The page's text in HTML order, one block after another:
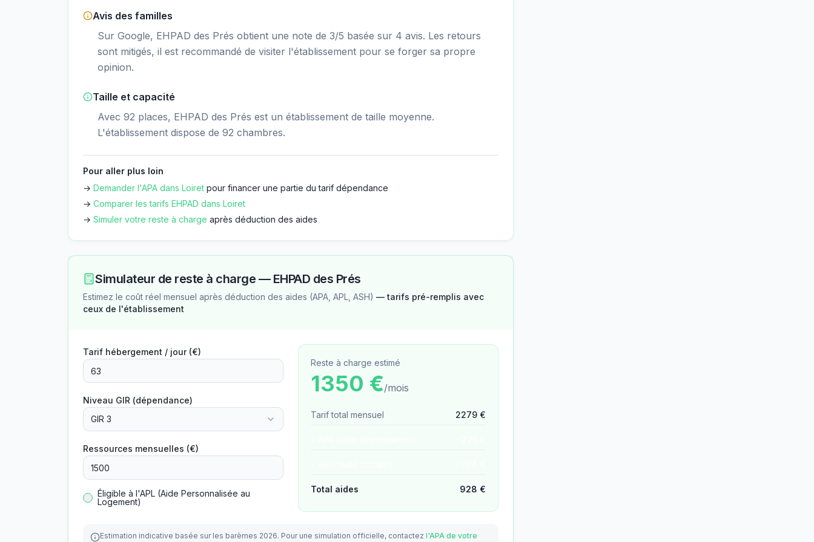
Avis des familles
Sur Google, EHPAD des Prés obtient une note de 3/5 basée sur 4 avis. Les retours
sont mitigés, il est recommandé de visiter l'établissement pour se forger sa propre
opinion.
Taille et capacité
Avec 92 places, EHPAD des Prés est un établissement de taille moyenne.
L'établissement dispose de 92 chambres.
Pour aller plus loin
→ Demander l'APA dans Loiret pour financer une partie du tarif dépendance
→ Comparer les tarifs EHPAD dans Loiret
→ Simuler votre reste à charge après déduction des aides
Simulateur de reste à charge — EHPAD des Prés
Estimez le coût réel mensuel après déduction des aides (APA, APL, ASH) — tarifs pré-remplis avec
ceux de l'établissement
Tarif hébergement / jour (€)
Niveau GIR (dépendance)
GIR 3
Ressources mensuelles (€)
Éligible à l'APL (Aide Personnalisée au
Logement)
Reste à charge estimé
1350 €/mois
Tarif total mensuel 2279 €
Total aides 928 €
Estimation indicative basée sur les barèmes 2026. Pour une simulation officielle, contactez l'APA de votre